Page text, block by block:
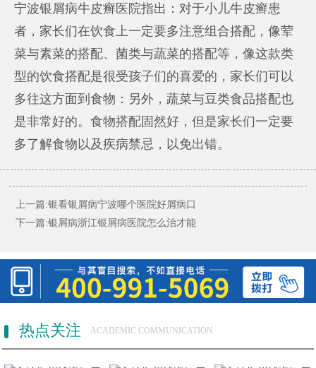
宁波银屑病牛皮癣医院指出：对于小儿牛皮癣患
者，家长们在饮食上一定要多注意组合搭配，像荤
菜与素菜的搭配、菌类与蔬菜的搭配等，像这款类
型的饮食搭配是很受孩子们的喜爱的，家长们可以
多往这方面到食物：另外，蔬菜与豆类食品搭配也
是非常好的。食物搭配固然好，但是家长们一定要
多了解食物以及疾病禁忌，以免出错。
上一篇:银看银屑病宁波哪个医院好屑病口
下一篇:银屑病浙江银屑病医院怎么治才能
热点关注 ACADEMIC COMMUNICATION